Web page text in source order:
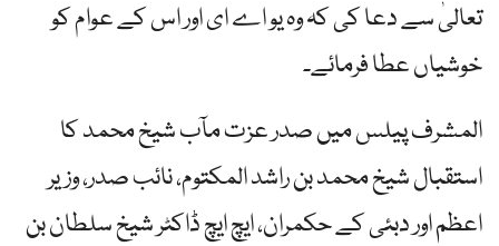
تعالیٰ سے دعا کی کہ وہ یو اے ای اور اس کے عوام کو
خوشیاں عطا فرمائے۔
المشرف پیلس میں صدر عزت مآب شیخ محمد کا
استقبال شیخ محمد بن راشد المکتوم، نائب صدر، وزیر
اعظم اور دبئی کے حکمران، ایچ ایچ ڈاکٹر شیخ سلطان بن